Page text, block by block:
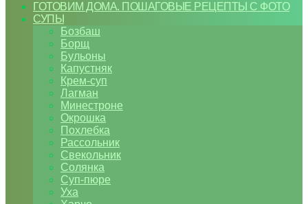
ГОТОВИМ ДОМА. ПОШАГОВЫЕ РЕЦЕПТЫ С ФОТО
СУПЫ
Бозбаш
Борщ
Бульоны
Капустняк
Крем-суп
Лагман
Минестроне
Окрошка
Похлебка
Рассольник
Свекольник
Солянка
Суп-пюре
Уха